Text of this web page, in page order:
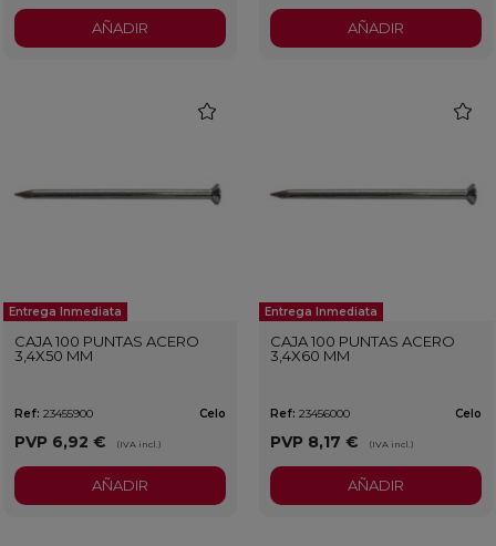
AÑADIR AÑADIR
Entrega Inmediata
CAJA 100 PUNTAS ACERO
3,4X50 MM
Ref: 23455900 Celo
PVP 6,92 € (IVA incl.)
AÑADIR
Entrega Inmediata
CAJA 100 PUNTAS ACERO
3,4X60 MM
Ref: 23456000 Celo
PVP 8,17 € (IVA incl.)
AÑADIR